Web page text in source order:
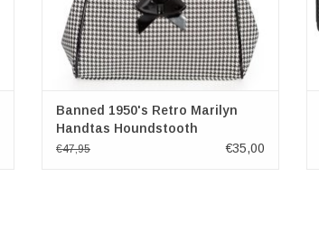
Banned 1950's Retro Marilyn
Handtas Houndstooth
€47,95 €35,00